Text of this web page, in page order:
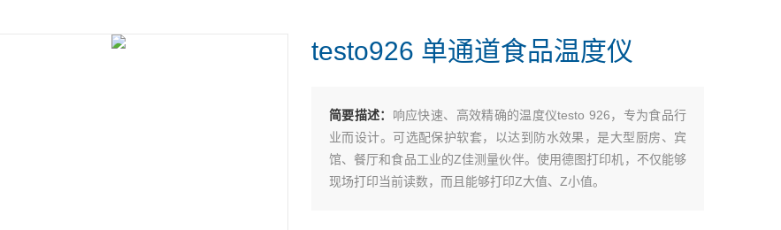
testo926 单通道食品温度仪
简要描述： 响应快速、高效精确的温度仪testo 926，专为食品行
业而设计。可选配保护软套，以达到防水效果，是大型厨房、宾
馆、餐厅和食品工业的Z佳测量伙伴。使用德图打印机，不仅能够
现场打印当前读数，而且能够打印Z大值、Z小值。